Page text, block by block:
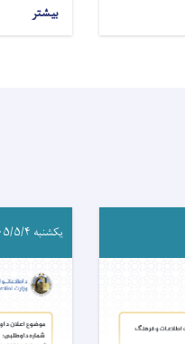
بیشتر
یکشنبه ۱۴۰۵/۵/۴ - ۱۵:۵۸